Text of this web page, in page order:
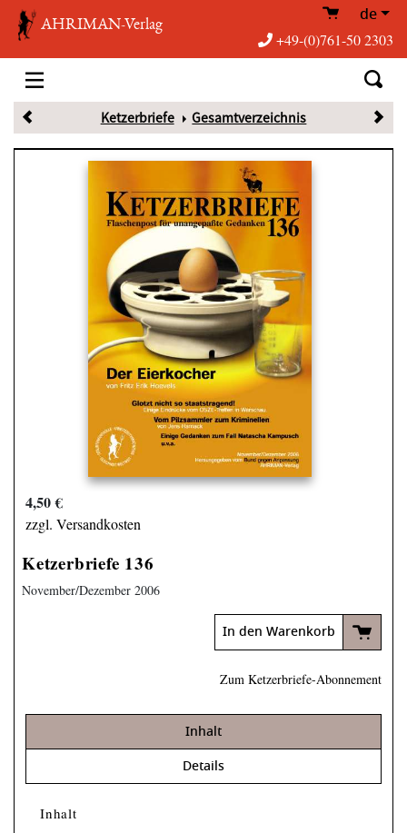
AHRIMAN-Verlag de
+49-(0)761-50 2303
Ketzerbriefe Gesamtverzeichnis
4,50 €
zzgl. Versandkosten
Ketzerbriefe 136
November/­Dezember 2006
In den Warenkorb
Zum Ketzerbriefe-Abonnement
Inhalt
Details
Inhalt